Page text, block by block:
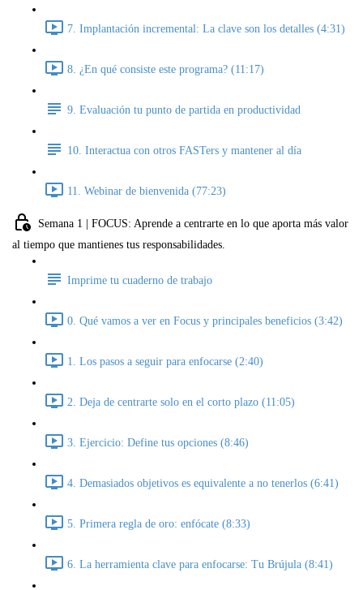
7. Implantación incremental: La clave son los detalles (4:31)
8. ¿En qué consiste este programa? (11:17)
9. Evaluación tu punto de partida en productividad
10. Interactua con otros FASTers y mantener al día
11. Webinar de bienvenida (77:23)
Semana 1 | FOCUS: Aprende a centrarte en lo que aporta más valor
al tiempo que mantienes tus responsabilidades.
Imprime tu cuaderno de trabajo
0. Qué vamos a ver en Focus y principales beneficios (3:42)
1. Los pasos a seguir para enfocarse (2:40)
2. Deja de centrarte solo en el corto plazo (11:05)
3. Ejercicio: Define tus opciones (8:46)
4. Demasiados objetivos es equivalente a no tenerlos (6:41)
5. Primera regla de oro: enfócate (8:33)
6. La herramienta clave para enfocarse: Tu Brújula (8:41)